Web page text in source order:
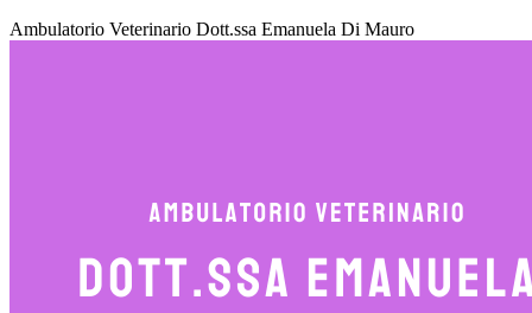
Ambulatorio Veterinario Dott.ssa Emanuela Di Mauro